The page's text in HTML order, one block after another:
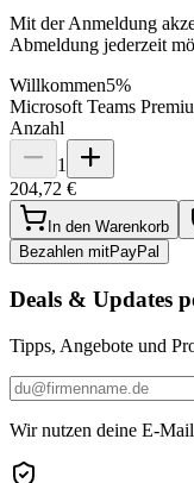
Mit der Anmeldung
Abmeldung jederzeit
Willkommen5%
Microsoft Teams
Anzahl
1
204,72 €
In den Warenkorb
Bezahlen mitPayPal
Deals & Updates
Tipps, Angebote und
Wir nutzen deine E-